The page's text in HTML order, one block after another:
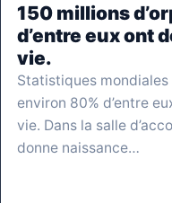
150 millions
d’entre eux ont
vie.
Statistiques mondiales
environ 80% d’entre
vie. Dans la salle
donne naissance…